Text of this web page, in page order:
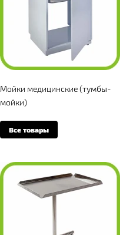
Мойки медицинские (тумбы-
мойки)
Все товары